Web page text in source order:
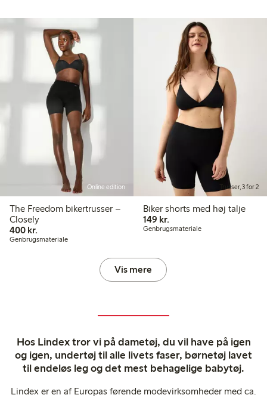
Online edition
The Freedom bikertrusser –
Closely
400 kr.
Genbrugsmateriale
Trusser, 3 for 2
Biker shorts med høj talje
149 kr.149,00 kr.
Genbrugsmateriale
Vis mere
Hos Lindex tror vi på dametøj, du vil have på igen
og igen, undertøj til alle livets faser, børnetøj lavet
til endeløs leg og det mest behagelige babytøj.
Lindex er en af Europas førende modevirksomheder med ca.